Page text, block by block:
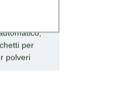
per
polveri